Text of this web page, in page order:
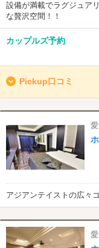
設備が満載でラグジュア
な贅沢空間！！
カップルズ予約
Pickup口コミ
アジアンテイストの広々